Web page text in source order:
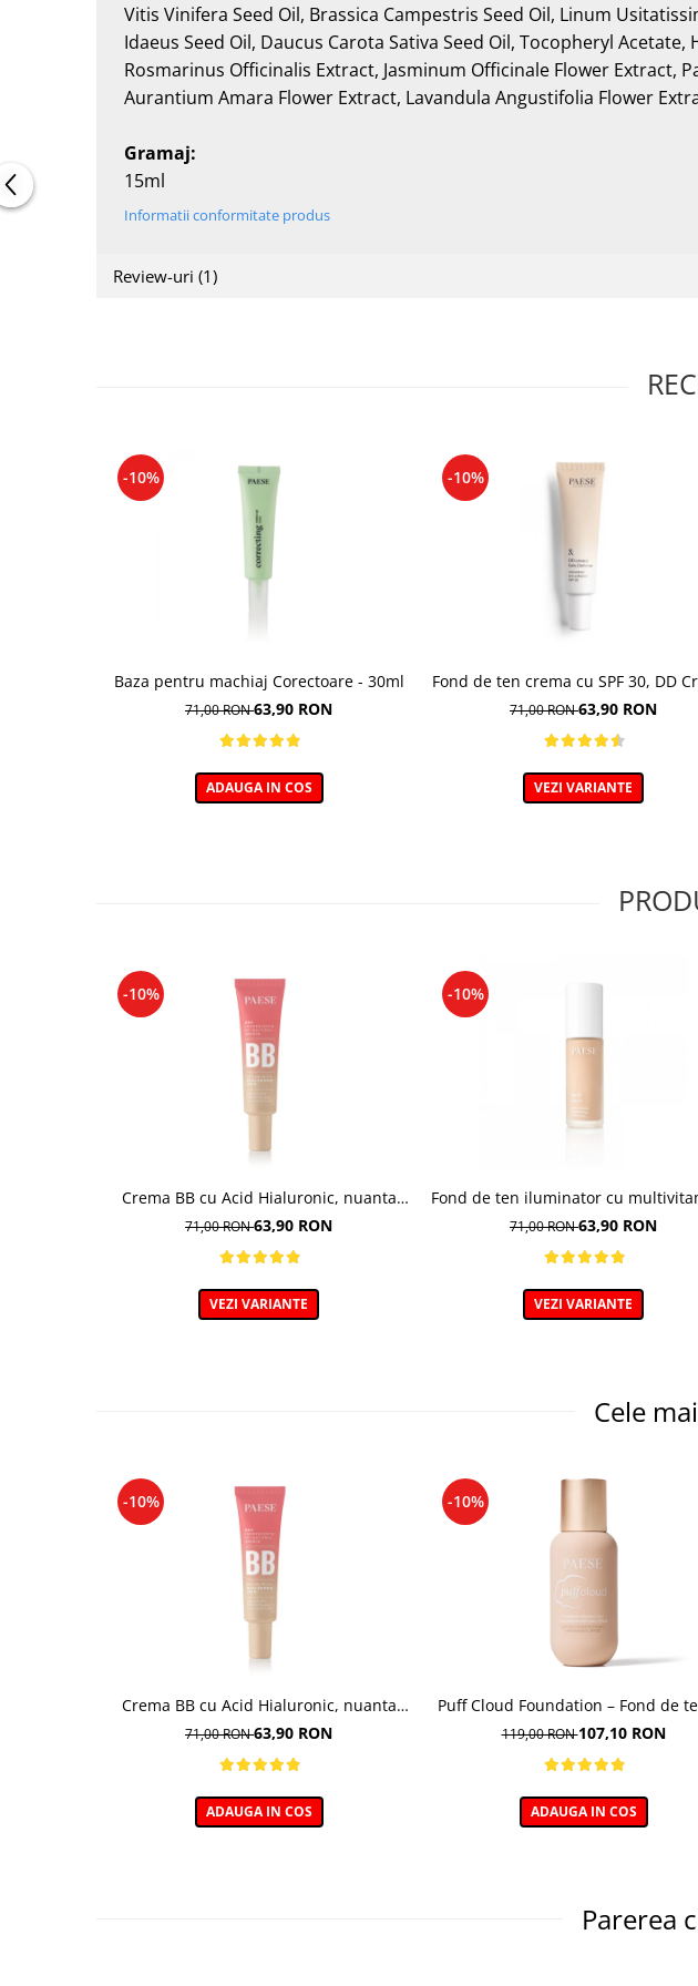
Vitis Vinifera Seed Oil, Brassica Campestris Seed Oil, Linum
Idaeus Seed Oil, Daucus Carota Sativa Seed Oil, Tocopheryl
Rosmarinus Officinalis Extract, Jasminum Officinale Flower Extract,
Aurantium Amara Flower Extract, Lavandula Angustifolia Flower
Gramaj:
15ml
Informatii conformitate produs
Review-uri (1)
-10%
Baza pentru machiaj Corectoare - 30ml
71,00 RON63,90 RON
ADAUGA IN COS
-10%
Fond de ten crema cu SPF 30, DD
1N Ivory - 30 ml
71,00 RON63,90 RON
VEZI VARIANTE
-10%
Crema BB cu Acid Hialuronic, nuanta
03W NATURAL 30ml
71,00 RON63,90 RON
VEZI VARIANTE
-10%
Fond de ten iluminator cu
Lush Satin, nuanta 31 Warm
71,00 RON63,90 RON
VEZI VARIANTE
Cele
-10%
Crema BB cu Acid Hialuronic, nuanta
03W NATURAL 30ml
71,00 RON63,90 RON
ADAUGA IN COS
-10%
Puff Cloud Foundation – Fond de
efect natural
119,00 RON107,10 RON
ADAUGA IN COS
Parerea